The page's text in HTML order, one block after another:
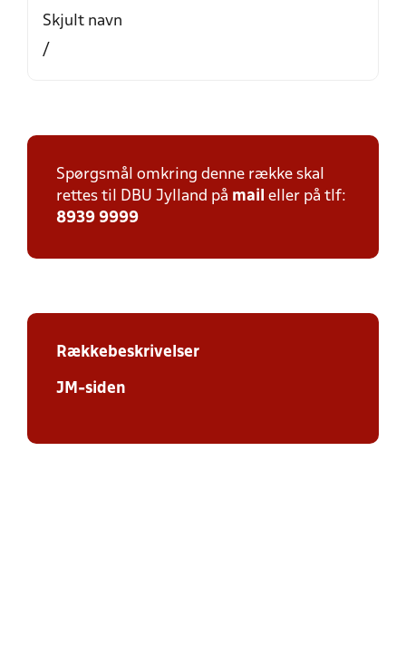
Skjult navn
/
Spørgsmål omkring denne række skal
rettes til DBU Jylland på mail eller på tlf:
8939 9999
Rækkebeskrivelser
JM-siden